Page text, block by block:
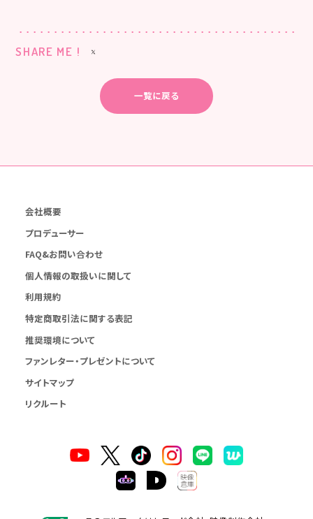
SHARE ME !
一覧に戻る
会社概要
プロデューサー
FAQ&お問い合わせ
個人情報の取扱いに関して
利用規約
特定商取引法に関する表記
推奨環境について
ファンレター・プレゼントについて
サイトマップ
リクルート